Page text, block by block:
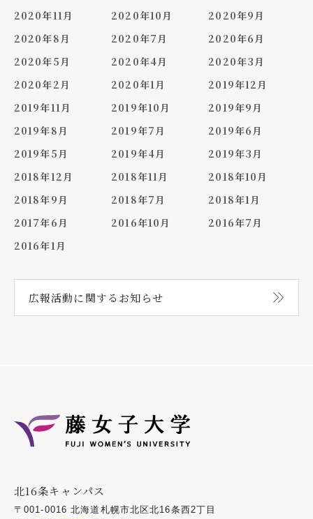
2020年11月
2020年10月
2020年9月
2020年8月
2020年7月
2020年6月
2020年5月
2020年4月
2020年3月
2020年2月
2020年1月
2019年12月
2019年11月
2019年10月
2019年9月
2019年8月
2019年7月
2019年6月
2019年5月
2019年4月
2019年3月
2018年12月
2018年11月
2018年10月
2018年9月
2018年7月
2018年1月
2017年6月
2016年10月
2016年7月
2016年1月
広報活動に関する お知らせ
北16条キャンパス
〒001-0016 北海道札幌市北区北16条西2丁目